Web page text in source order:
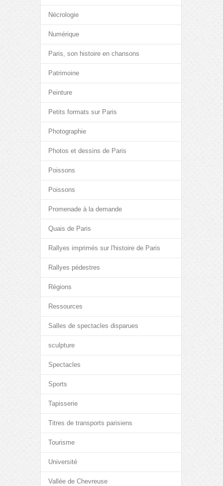
Nécrologie
Numérique
Paris, son histoire en chansons
Patrimoine
Peinture
Petits formats sur Paris
Photographie
Photos et dessins de Paris
Poissons
Poissons
Promenade à la demande
Quais de Paris
Rallyes imprimés sur l'histoire de Paris
Rallyes pédestres
Régions
Ressources
Salles de spectacles disparues
sculpture
Spectacles
Sports
Tapisserie
Titres de transports parisiens
Tourisme
Université
Vallée de Chevreuse